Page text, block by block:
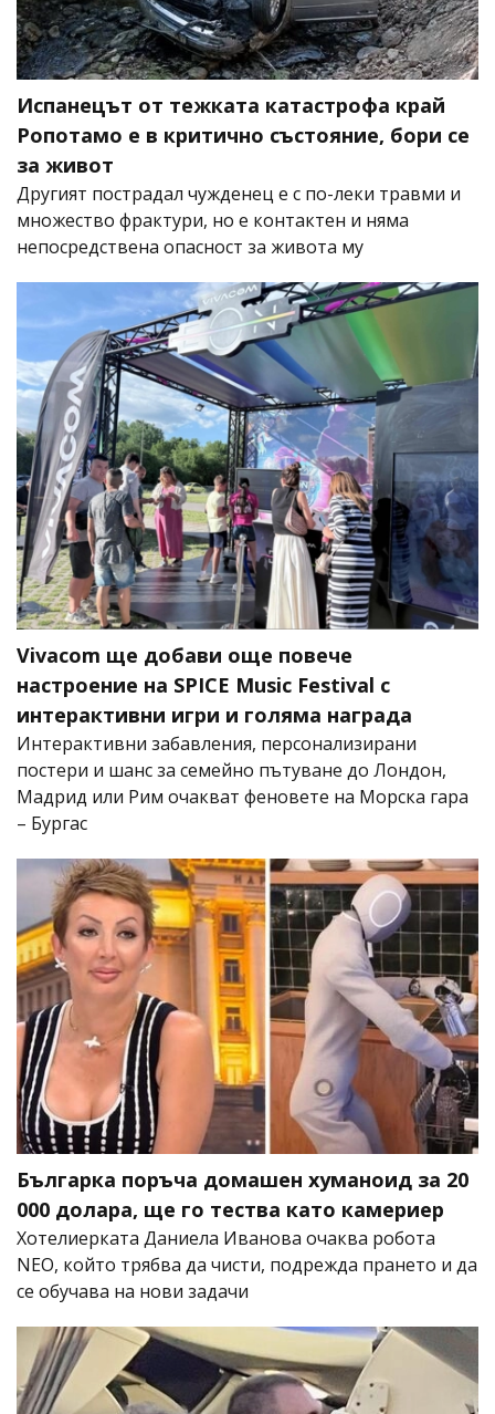
Испанецът от тежката катастрофа край
Ропотамо е в критично състояние, бори се
за живот
Другият пострадал чужденец е с по-леки травми и
множество фрактури, но е контактен и няма
непосредствена опасност за живота му
Vivacom ще добави още повече
настроение на SPICE Music Festival с
интерактивни игри и голяма награда
Интерактивни забавления, персонализирани
постери и шанс за семейно пътуване до Лондон,
Мадрид или Рим очакват феновете на Морска гара
– Бургас
Българка поръча домашен хуманоид за 20
000 долара, ще го тества като камериер
Хотелиерката Даниела Иванова очаква робота
NEO, който трябва да чисти, подрежда прането и да
се обучава на нови задачи